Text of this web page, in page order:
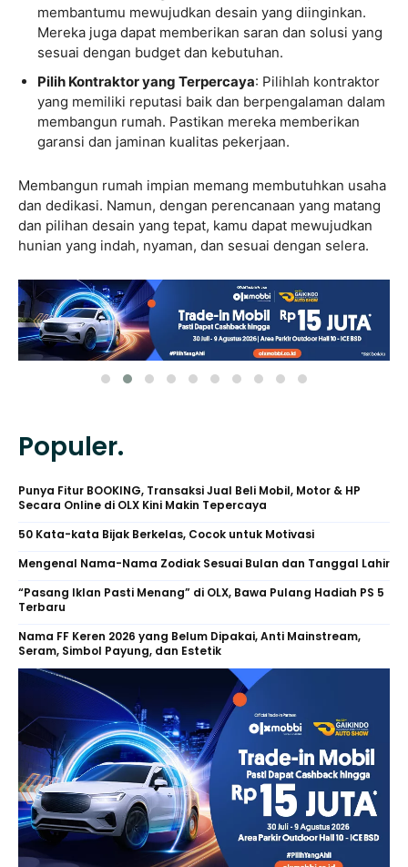
membantumu mewujudkan desain yang diinginkan.
Mereka juga dapat memberikan saran dan solusi yang
sesuai dengan budget dan kebutuhan.
Pilih Kontraktor yang Terpercaya: Pilihlah kontraktor
yang memiliki reputasi baik dan berpengalaman dalam
membangun rumah. Pastikan mereka memberikan
garansi dan jaminan kualitas pekerjaan.
Membangun rumah impian memang membutuhkan usaha
dan dedikasi. Namun, dengan perencanaan yang matang
dan pilihan desain yang tepat, kamu dapat mewujudkan
hunian yang indah, nyaman, dan sesuai dengan selera.
Populer.
Punya Fitur BOOKING, Transaksi Jual Beli Mobil, Motor & HP
Secara Online di OLX Kini Makin Tepercaya
50 Kata-kata Bijak Berkelas, Cocok untuk Motivasi
Mengenal Nama-Nama Zodiak Sesuai Bulan dan Tanggal Lahir
“Pasang Iklan Pasti Menang” di OLX, Bawa Pulang Hadiah PS 5
Terbaru
Nama FF Keren 2026 yang Belum Dipakai, Anti Mainstream,
Seram, Simbol Payung, dan Estetik